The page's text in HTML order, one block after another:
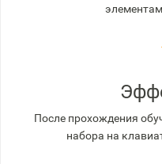
После прохождения
набора на